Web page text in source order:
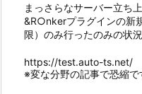
まっさらなサーバー立ち
&R○nkerプラグインの新
限）のみ行ったのみの状
https://test.auto-ts.net/
※変な分野の記事で恐縮で